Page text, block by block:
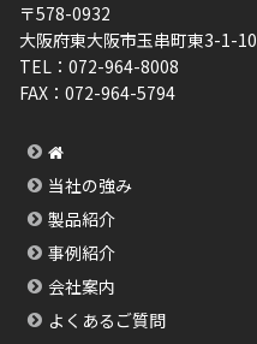
〒578-0932
大阪府東大阪市玉串町東3-1-10
TEL： 072-964-8008
FAX： 072-964-5794
当社の強み
製品紹介
事例紹介
会社案内
よくあるご質問